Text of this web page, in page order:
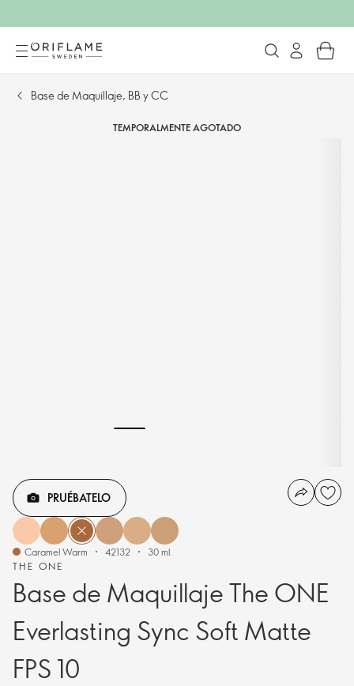
Base de Maquillaje, BB y CC
TEMPORALMENTE AGOTADO
THE ONE
Base de Maquillaje The ONE
Everlasting Sync Soft Matte
FPS 10
PRUÉBATELO
Caramel Warm 42132 30 ml.